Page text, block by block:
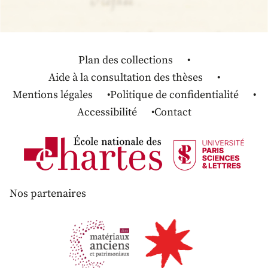
Plan des collections
Aide à la consultation des thèses
Mentions légales
Politique de confidentialité
Accessibilité
Contact
Nos partenaires